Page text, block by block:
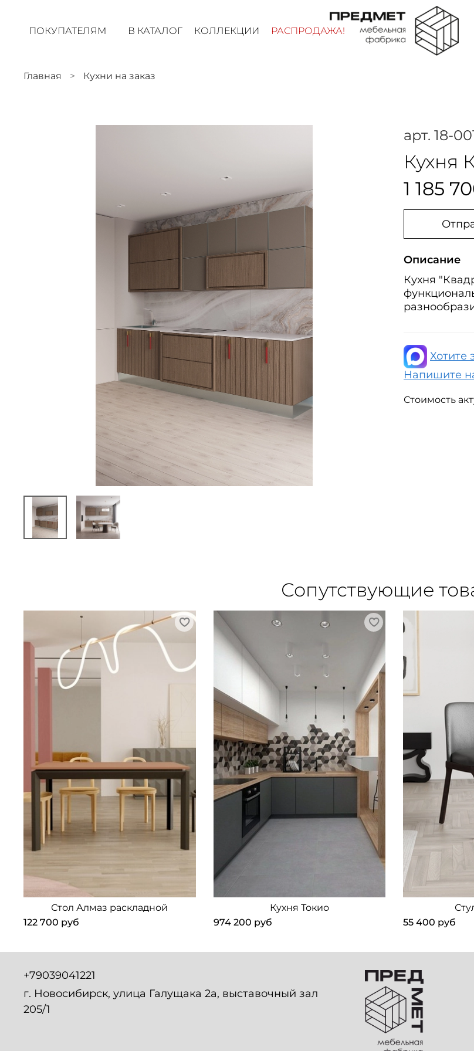
ПОКУПАТЕЛЯМ В КАТАЛОГ КОЛЛЕКЦИИ РАСПРОДАЖА!
Главная Кухни на заказ
арт. 18-
Кухня
1 185
Описание
Кухня
Хотите
Напишите
Стоимость
Сопутствующие
Стол Алмаз раскладной
122 700 руб
Кухня Токио
974 200 руб
55 400 руб
+79039041221
г. Новосибирск, улица Галущака 2а, выставочный зал
205/1